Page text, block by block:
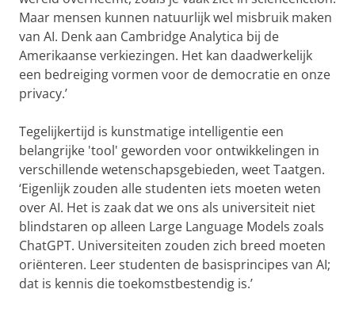
Maar mensen kunnen natuurlijk wel misbruik maken
van AI. Denk aan Cambridge Analytica bij de
Amerikaanse verkiezingen. Het kan daadwerkelijk
een bedreiging vormen voor de democratie en onze
privacy.’
Tegelijkertijd is kunstmatige intelligentie een
belangrijke 'tool' geworden voor ontwikkelingen in
verschillende wetenschapsgebieden, weet Taatgen.
‘Eigenlijk zouden alle studenten iets moeten weten
over AI. Het is zaak dat we ons als universiteit niet
blindstaren op alleen Large Language Models zoals
ChatGPT. Universiteiten zouden zich breed moeten
oriënteren. Leer studenten de basisprincipes van AI;
dat is kennis die toekomstbestendig is.’